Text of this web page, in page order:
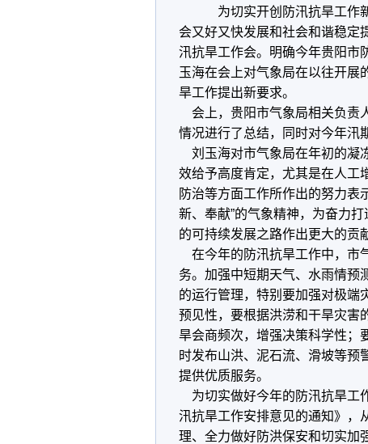
为切实开创防汛抗旱工作
会又好又快发展和社会和谐稳定
汛抗旱工作会。明确今年贵阳市
玉海在会上对气象局在以往开展
旱工作提出新要求。
会上，贵阳市气象局相关负责
情况进行了总结，同时对今年汛
刘玉海对市气象局在年初的凝
效给予高度肯定，尤其是在人工
防治等方面工作所作出的努力表
新、奉献”的气象精神，为奋力
的可持续发展之路作出更大的贡
在今年的防汛抗旱工作中，市
务。加强中短期天气、水雨情预
的运行管理，特别要加强对极端
预见性，要根据洪涝和干旱灾害
旱会商频次，增强决策科学性；
时发布山洪、泥石流、滑坡等预
提供优质服务。
为切实做好今年的防汛抗旱工
汛抗旱工作安排意见的通知》，
理、全力做好防洪保安和切实加